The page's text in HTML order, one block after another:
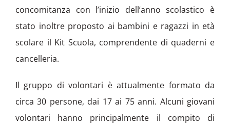
concomitanza con l’inizio dell’anno scolastico è
stato inoltre proposto ai bambini e ragazzi in età
scolare il Kit Scuola, comprendente di quaderni e
cancelleria.
Il gruppo di volontari è attualmente formato da
circa 30 persone, dai 17 ai 75 anni. Alcuni giovani
volontari hanno principalmente il compito di